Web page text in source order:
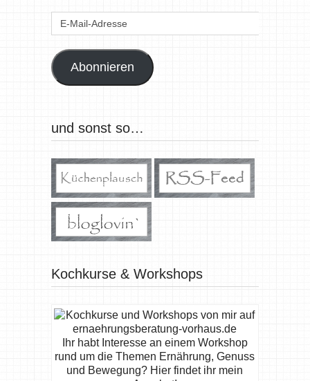
E-
Abonnieren
und sonst so…
Kochkurse & Workshops
Ihr habt Interesse an einem Workshop
rund um die Themen Ernährung, Genuss
und Bewegung? Hier findet ihr mein